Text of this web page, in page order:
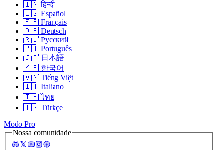
🇮🇳 हिन्दी
🇪🇸 Español
🇫🇷 Français
🇩🇪 Deutsch
🇷🇺 Русский
🇵🇹 Português
🇯🇵 日本語
🇰🇷 한국어
🇻🇳 Tiếng Việt
🇮🇹 Italiano
🇹🇭 ไทย
🇹🇷 Türkçe
Modo Pro
Nossa comunidade